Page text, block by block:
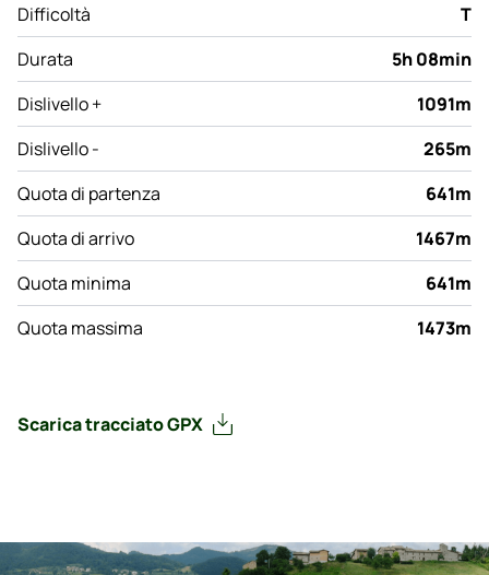
Difficoltà
T
Durata
5h 08min
Dislivello +
1091m
Dislivello -
265m
Quota di partenza
641m
Quota di arrivo
1467m
Quota minima
641m
Quota massima
1473m
Scarica tracciato GPX